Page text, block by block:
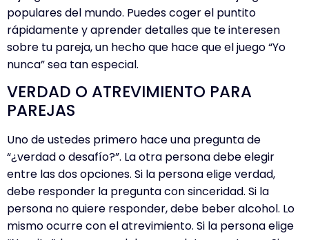
populares del mundo. Puedes coger el puntito
rápidamente y aprender detalles que te interesen
sobre tu pareja, un hecho que hace que el juego “Yo
nunca” sea tan especial.
VERDAD O ATREVIMIENTO PARA
PAREJAS
Uno de ustedes primero hace una pregunta de
“¿verdad o desafío?”. La otra persona debe elegir
entre las dos opciones. Si la persona elige verdad,
debe responder la pregunta con sinceridad. Si la
persona no quiere responder, debe beber alcohol. Lo
mismo ocurre con el atrevimiento. Si la persona elige